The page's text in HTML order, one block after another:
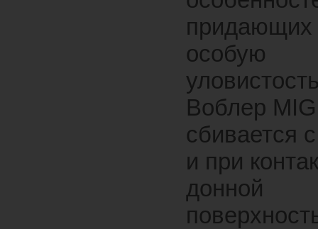
придающих
особую
Воблер
сбивается
и при
донной